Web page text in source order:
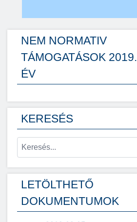
NEM NORMATIV
TÁMOGATÁSOK 2019.
ÉV
KERESÉS
LETÖLTHETŐ
DOKUMENTUMOK